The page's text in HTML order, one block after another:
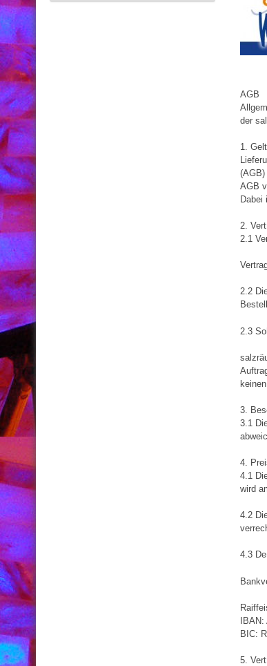
AGB
der
1.
(AGB)
AGB
Dabei
2.
2.1
2.2
2.3
3.
3.1
4.
4.1
wird
4.2
4.3
BIC:
5.